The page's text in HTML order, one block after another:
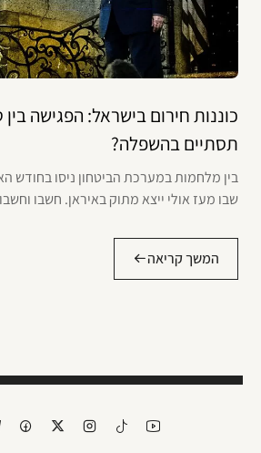
כוננות חירום בישראל: הפגישה
תסתיים בהשפלה?
בין מלחמות במערכת הביטחון ניסו בחודש
שבו מעז אולי ייצא מתוק באיראן. חשבו
המשך קריאה